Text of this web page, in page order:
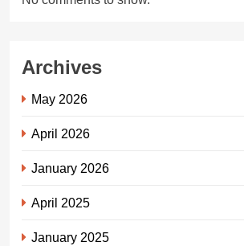
Archives
May 2026
April 2026
January 2026
April 2025
January 2025